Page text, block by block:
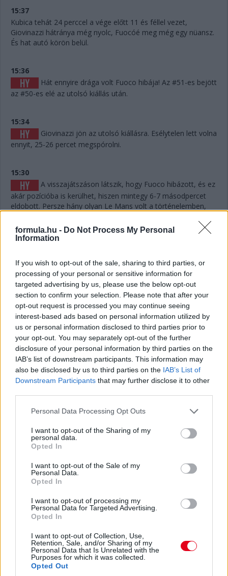
formula.hu - Do Not Process My Personal
Information
If you wish to opt-out of the sale, sharing to third parties, or
processing of your personal or sensitive information for
targeted advertising by us, please use the below opt-out
section to confirm your selection. Please note that after your
opt-out request is processed you may continue seeing
interest-based ads based on personal information utilized by
us or personal information disclosed to third parties prior to
your opt-out. You may separately opt-out of the further
disclosure of your personal information by third parties on the
IAB’s list of downstream participants. This information may
also be disclosed by us to third parties on the IAB’s List of
Downstream Participants that may further disclose it to other
Please note that this website/app uses one or more Google
not limited to your visit or usage behaviour. You may click to
grant or deny consent to Google and its third-party tags to
use your data for below specified purposes in below Google
consent section.
Personal Data Processing Opt Outs
I want to opt-out of the Sharing of my
personal data.
Opted In
I want to opt-out of the Sale of my
Personal Data.
Opted In
I want to opt-out of processing my
Personal Data for Targeted Advertising.
Opted In
I want to opt-out of Collection, Use,
Retention, Sale, and/or Sharing of my
Personal Data that Is Unrelated with the
Purposes for which it was collected.
Opted Out
15:37
Kubica tehát 24 perccel a vége előtt 11 és féllel vezet,
Giovinazzi hátránya még nyolc, Fuocóé meg még egy nüansz.
És hat autó körön belül.
15:36
Hát ennyire drága volt Fuoco hibája! Az #51-es bejött
az #50-es elé az utolsó kiállás után.
15:34
Giovinazzi jön az utolsó kiállásra. Esélytelen lett volna
ennyit, 25-26 percet megspórolni.
15:30
A visszajátszáson látszik, hogy Fuoco hibázott, és ez
akár pozícióba is kerülhet, hiszen mintegy 6-7 másodpercet
eldobott. Persze hány olyan Le Mans volt a történelemben,
15:29
egy rövid utolsó kiállásra mindjárt.
15:29
Na nézzük, mi a helyet: Kubica 10 másodperccel
vezet Estre előtt, aki újabb kilenccel a most sokat bukó Fuoco
előtt.
15:27
Itt a dráma! A turbópékek kapnak egy áthajtásos
büntetést, és ezzel valószínűleg bukják a győzelmet! Yelloly
Kulcsfontosságú pillanat: egy körrel Kubica után
bokszban a #6-os és bokszban az #50-es! Mindkettő tankolt,
Kubica viszont előttük frissebb gumin!
Kubica hozza az autót az utolsó kiállásra! Kereket
cserélnek a #83-ason, de Kubica marad az autóban. A #6-os
és az #50-es a következő körben jön, az #51-es később.
Dráma készül a P2-ben: a szoros csatában élen álló